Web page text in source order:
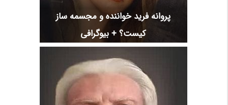
پروانه فرید خواننده و مجسمه ساز
کیست؟ + بیوگرافی